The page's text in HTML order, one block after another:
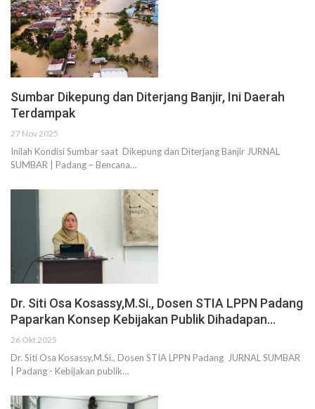
Sumbar Dikepung dan Diterjang Banjir, Ini Daerah
Terdampak
27 Nov 2025
Inilah Kondisi Sumbar saat Dikepung dan Diterjang Banjir JURNAL
SUMBAR | Padang – Bencana…
Dr. Siti Osa Kosassy,M.Si., Dosen STIA LPPN Padang
Paparkan Konsep Kebijakan Publik Dihadapan…
26 Okt 2025
Dr. Siti Osa Kosassy,M.Si., Dosen STIA LPPN Padang JURNAL SUMBAR
| Padang - Kebijakan publik…